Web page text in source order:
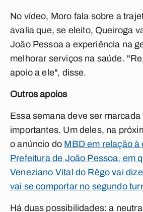
No vídeo, Moro fala sobre a
avalia que, se eleito, Queiroga
João Pessoa a experiência na
melhorar serviços na saúde.
apoio a ele", disse.
Outros apoios
Essa semana deve ser
importantes. Um deles, na
o anúncio do MBD em relação à
Prefeitura de João Pessoa, em
Veneziano Vital do Rêgo vai
vai se comportar no segundo
Há duas possibilidades: a